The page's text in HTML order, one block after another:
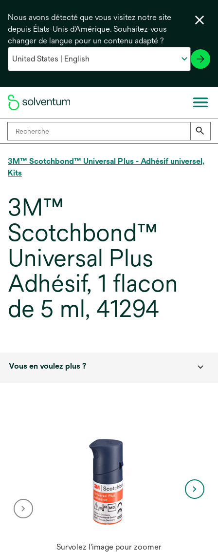
Nous avons détecté que vous visitez notre site
depuis États-Unis d'Amérique. Souhaitez-vous
changer de langue pour un contenu adapté ?
3M™ Scotchbond™ Universal Plus - Adhésif universel,
Kits
3M™
Scotchbond™
Universal Plus
Adhésif, 1 flacon
de 5 ml, 41294
Vous en voulez plus ?
Survolez l'image pour zoomer